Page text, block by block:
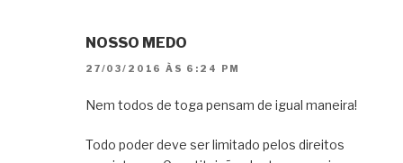
NOSSO MEDO
27/03/2016 ÀS 6:24 PM
Nem todos de toga pensam de igual maneira!
Todo poder deve ser limitado pelos direitos